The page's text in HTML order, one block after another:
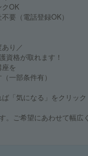
OK
要（電話登録OK）
り／
資格が取れます！
を
一部条件有）
「気になる」をクリック
。ご希望にあわせて幅広